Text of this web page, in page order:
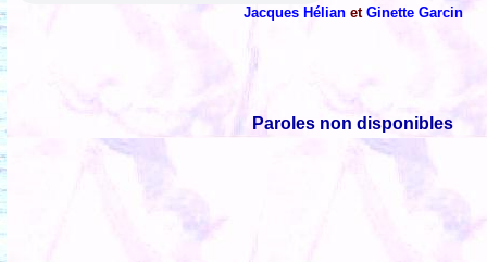
Jacques Hélian et Ginette Garcin
Paroles non disponibles